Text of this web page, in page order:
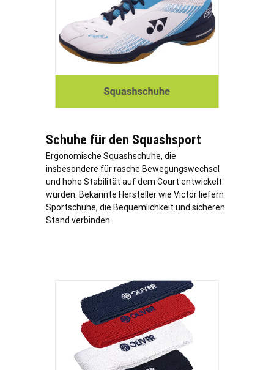
Schuhe für den Squashsport
Ergonomische Squashschuhe, die
insbesondere für rasche Bewegungswechsel
und hohe Stabilität auf dem Court entwickelt
wurden. Bekannte Hersteller wie Victor liefern
Sportschuhe, die Bequemlichkeit und sicheren
Stand verbinden.